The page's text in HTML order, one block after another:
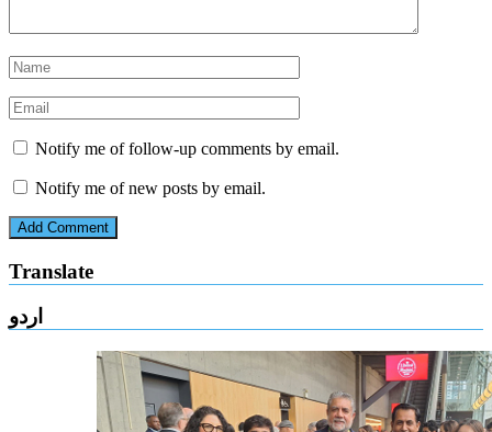
Notify me of follow-up comments by email.
Notify me of new posts by email.
Translate
اردو